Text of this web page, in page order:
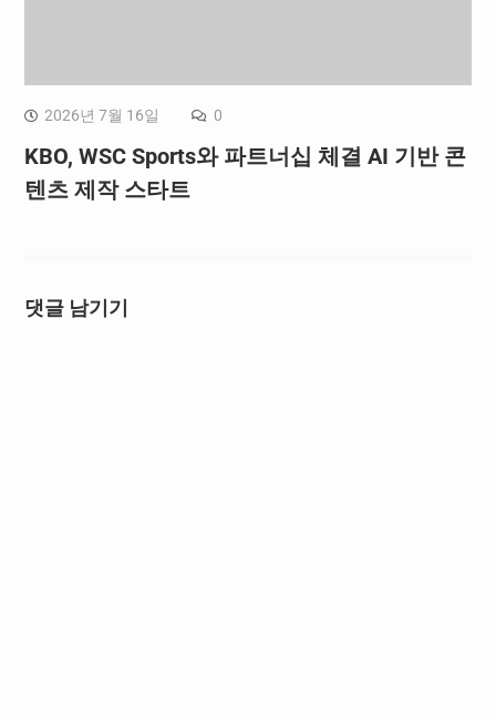
2026년 7월 16일 0
KBO, WSC Sports와 파트너십 체결 AI 기반 콘
텐츠 제작 스타트
댓글 남기기